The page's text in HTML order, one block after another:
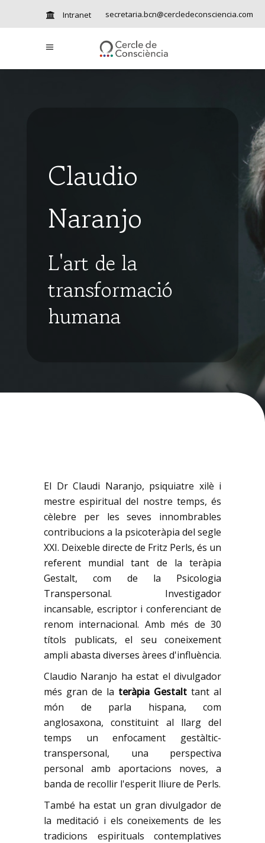
Intranet secretaria.bcn@cercledeconsciencia.com
Claudio
Naranjo
L'art de la
transformació
humana
El Dr Claudi Naranjo, psiquiatre xilè i
mestre espiritual del nostre temps, és
cèlebre per les seves innombrables
contribucions a la psicoteràpia del segle
XXI. Deixeble directe de Fritz Perls, és un
referent mundial tant de la teràpia
Gestalt, com de la Psicologia
Transpersonal. Investigador
incansable, escriptor i conferenciant de
renom internacional. Amb més de 30
títols publicats, el seu coneixement
ampli abasta diverses àrees d'influència.
Claudio Naranjo ha estat el divulgador
més gran de la teràpia Gestalt tant al
món de parla hispana, com
anglosaxona, constituint al llarg del
temps un enfocament gestàltic-
transpersonal, una perspectiva
personal amb aportacions noves, a
banda de recollir l'esperit lliure de Perls.
També ha estat un gran divulgador de
la meditació i els coneixements de les
tradicions espirituals contemplatives